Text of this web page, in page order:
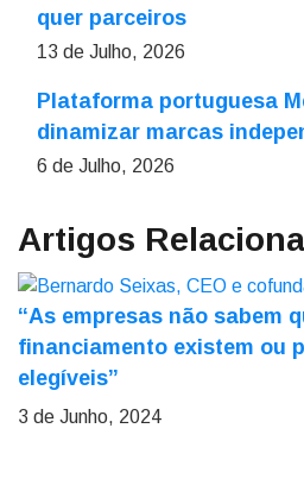
quer parceiros
13 de Julho, 2026
Plataforma portuguesa
dinamizar marcas
6 de Julho, 2026
Artigos
“As empresas não sabem
financiamento existem ou
elegíveis”
3 de Junho, 2024